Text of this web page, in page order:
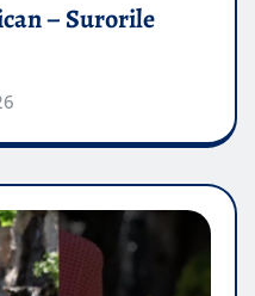
– Surorile